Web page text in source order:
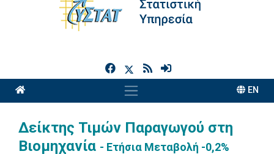
h
EN
Δείκτης Τιμών Παραγωγού στη
Βιομηχανία - Ετήσια Μεταβολή -0,2%